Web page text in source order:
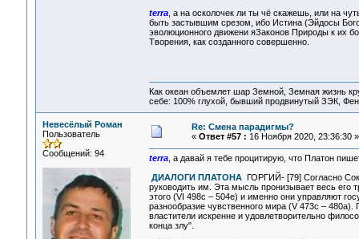
terra, а на осколочек ли ты чё скажешь, или на
быть застывшим срезом, ибо Истина (Эйдосы
эволюционного движени яЗаконов Природы к их
Творения, как созданного совершенно.
Как океан объемлет шар Земной, Земная жизнь
себе: 100% глухой, бывший продвинутый ЗЭК,
Невесёлый Роман
Пользователь
Сообщений: 94
Re: Смена парадигмы?
« Ответ #57 : 16 Ноября 2020, 23:36:30 »
terra, а давай я тебе процитирую, что Платон
ДИАЛОГИ ПЛАТОНАГОРГИЙ- [79] Согласно
руководить им. Эта мысль пронизывает весь
этого (VI 498с – 504е) и именно они управляют
разнообразие чувственного мира (V 473с –
властители искренне и удовлетворительно
конца злу".